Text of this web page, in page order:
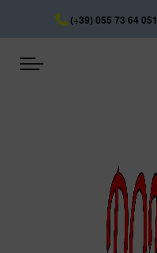
(+39) 055 73 64 051
STERN